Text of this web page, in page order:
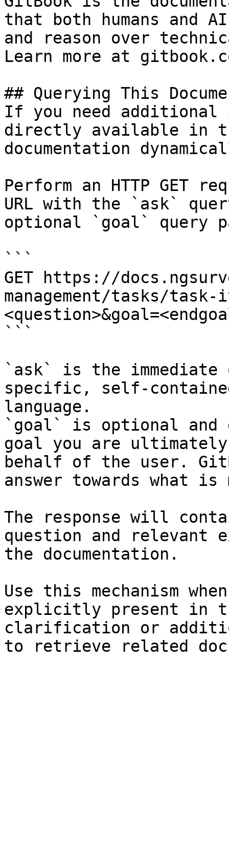
that both humans and
and reason over
Learn more at
## Querying This
If you need
directly available in
documentation
Perform an HTTP GET
URL with the `ask`
optional `goal` query
```
GET https://
management/tasks/task-
```
`ask` is the
specific, self-
language.
`goal` is optional and
goal you are
behalf of the user.
answer towards what
The response will
question and relevant
the documentation.
Use this mechanism
explicitly present in
clarification or